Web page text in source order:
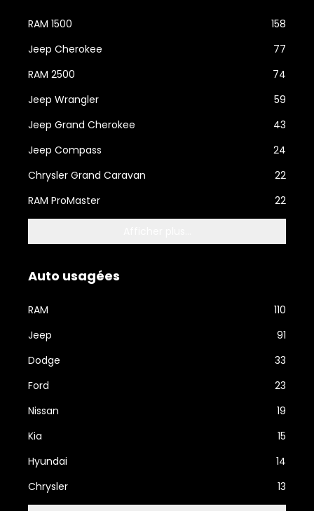
RAM 1500
158
Jeep Cherokee
77
RAM 2500
74
Jeep Wrangler
59
Jeep Grand Cherokee
43
Jeep Compass
24
Chrysler Grand Caravan
22
RAM ProMaster
22
Auto usagées
RAM
110
Jeep
91
Dodge
33
Ford
23
Nissan
19
Kia
15
Hyundai
14
Chrysler
13